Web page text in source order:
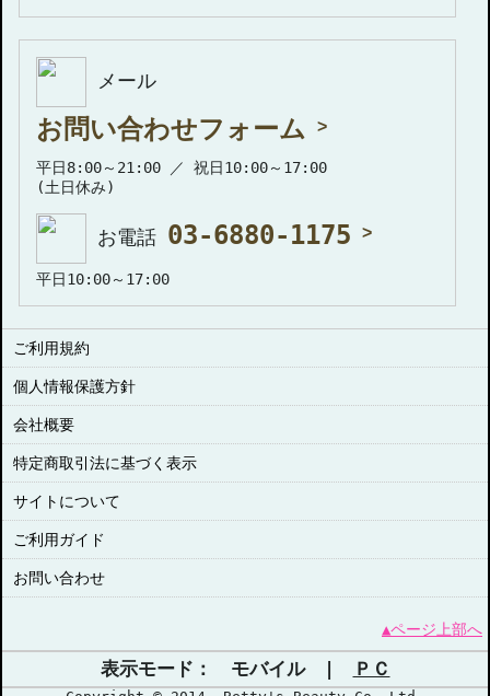
メール
お問い合わせフォーム
平日8:00～21:00 ／ 祝日10:00～17:00
(土日休み)
お電話 03-6880-1175
平日10:00～17:00
ご利用規約
個人情報保護方針
会社概要
特定商取引法に基づく表示
サイトについて
ご利用ガイド
お問い合わせ
▲ページ上部へ
表示モード： モバイル | ＰＣ